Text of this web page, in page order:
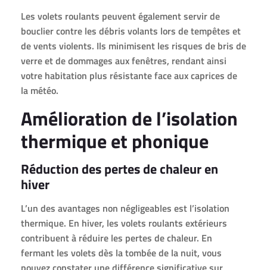
Les volets roulants peuvent également servir de
bouclier contre les débris volants lors de tempêtes et
de vents violents. Ils minimisent les risques de bris de
verre et de dommages aux fenêtres, rendant ainsi
votre habitation plus résistante face aux caprices de
la météo.
Amélioration de l’isolation
thermique et phonique
Réduction des pertes de chaleur en
hiver
L’un des avantages non négligeables est l’isolation
thermique. En hiver, les volets roulants extérieurs
contribuent à réduire les pertes de chaleur. En
fermant les volets dès la tombée de la nuit, vous